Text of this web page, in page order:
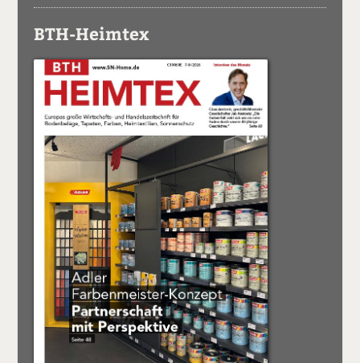
BTH-Heimtex